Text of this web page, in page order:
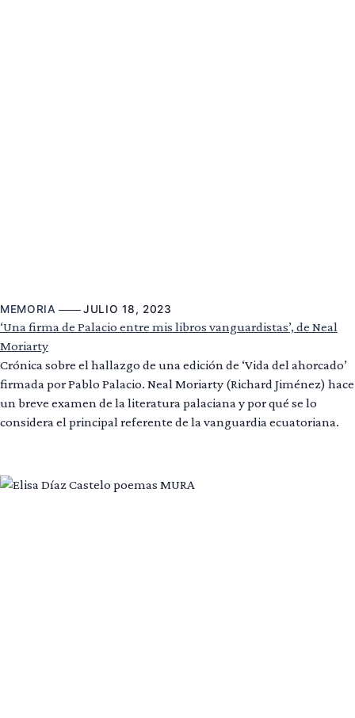
MEMORIA JULIO 18, 2023
‘Una firma de Palacio entre mis libros vanguardistas’, de Neal
Moriarty
Crónica sobre el hallazgo de una edición de ‘Vida del ahorcado’
firmada por Pablo Palacio. Neal Moriarty (Richard Jiménez) hace
un breve examen de la literatura palaciana y por qué se lo
considera el principal referente de la vanguardia ecuatoriana.